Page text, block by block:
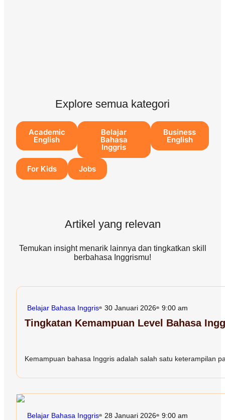
Explore semua kategori
Academic
English
Belajar
Bahasa
Inggris
Business
English
For Kids Jobs
Artikel yang relevan
Temukan insight menarik lainnya dan tingkatkan skill
berbahasa Inggrismu!
Belajar Bahasa Inggris 30 Januari 2026 9:00 am
Tingkatan Kemampuan Level Bahasa
Kemampuan bahasa Inggris adalah salah satu keterampilan
Belajar Bahasa Inggris 28 Januari 2026 9:00 am